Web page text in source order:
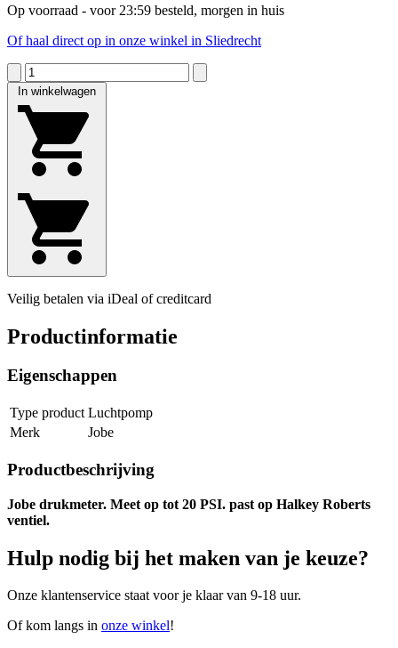
Op voorraad - voor 23:59 besteld, morgen in huis
Of haal direct op in onze winkel in Sliedrecht
In winkelwagen
Veilig betalen via iDeal of creditcard
Productinformatie
Eigenschappen
Type product Luchtpomp
Merk
Jobe
Productbeschrijving
Jobe drukmeter. Meet op tot 20 PSI. past op Halkey Roberts
ventiel.
Hulp nodig bij het maken van je keuze?
Onze klantenservice staat voor je klaar van 9-18 uur.
Of kom langs in onze winkel!